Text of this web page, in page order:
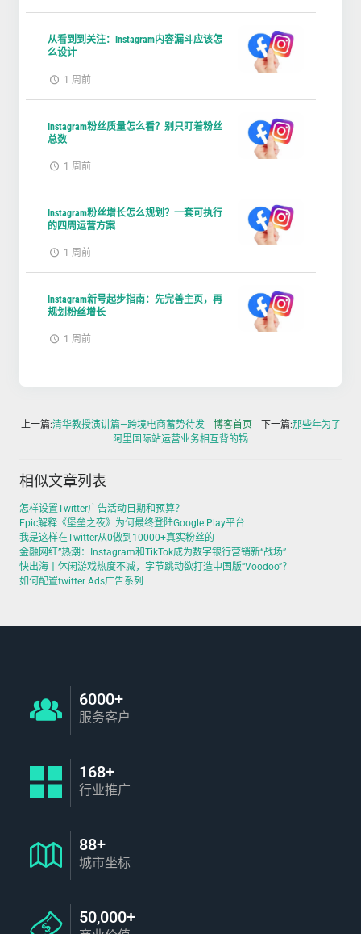
从看到到关注：Instagram内容漏斗应该怎
么设计
1 周前
Instagram粉丝质量怎么看？别只盯着粉丝
总数
1 周前
Instagram粉丝增长怎么规划？一套可执行
的四周运营方案
1 周前
Instagram新号起步指南：先完善主页，再
规划粉丝增长
1 周前
上一篇:清华教授演讲篇—跨境电商蓄势待发 博客首页 下一篇:那些年为了
阿里国际站运营业务相互背的锅
相似文章列表
怎样设置Twitter广告活动日期和预算？
Epic解释《堡垒之夜》为何最终登陆Google Play平台
我是这样在Twitter从0做到10000+真实粉丝的
金融网红”热潮：Instagram和TikTok成为数字银行营销新“战场”
快出海丨休闲游戏热度不减，字节跳动欲打造中国版“Voodoo”？
如何配置twitter Ads广告系列
6000+
服务客户
168+
行业推广
88+
城市坐标
50,000+